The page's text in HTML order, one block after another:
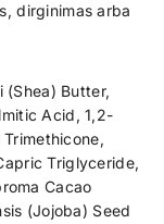
dirginimas arba
(Shea) Butter,
Acid, 1,2-
Triglyceride,
Cacao
(Jojoba) Seed